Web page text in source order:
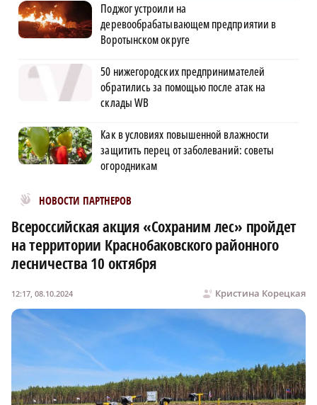
Поджог устроили на
деревообрабатывающем предприятии в
Воротынском округе
50 нижегородских предпринимателей
обратились за помощью после атак на
склады WB
Как в условиях повышенной влажности
защитить перец от заболеваний: советы
огородникам
НОВОСТИ ПАРТНЕРОВ
Новости МирТесен
Всероссийская акция «Сохраним лес» пройдет
на территории Краснобаковского районного
лесничества 10 октября
Кристина Корецкая
12:17, 08.10.2024